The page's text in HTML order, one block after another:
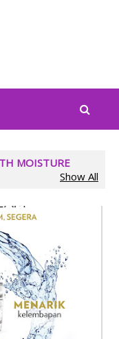
MOISTURE
Show All